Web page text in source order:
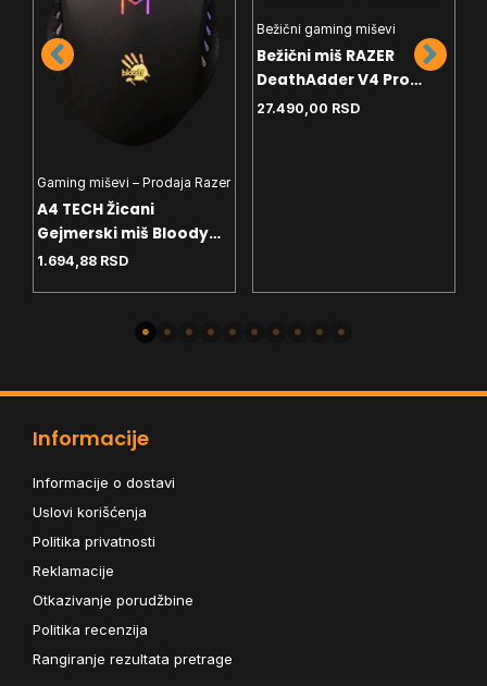
Gaming miševi – Prodaja Razer
A4 TECH Žicani
Gejmerski miš Bloody
Gaming Neon X Glide
1.694,88 RSD
Bežični gaming miševi
Bežični miš RAZER
DeathAdder V4 Pro
black RZ01-05330100-
27.490,00 RSD
Informacije
Informacije o dostavi
Uslovi korišćenja
Politika privatnosti
Reklamacije
Otkazivanje porudžbine
Politika recenzija
Rangiranje rezultata pretrage